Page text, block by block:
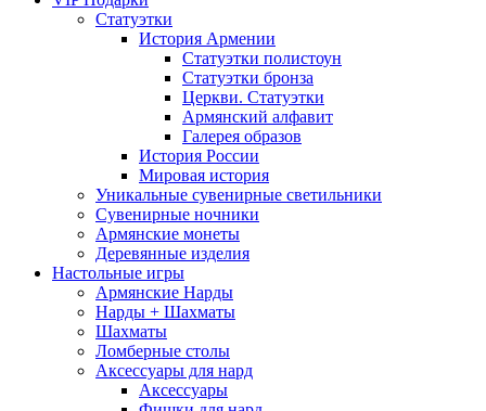
Статуэтки
История Армении
Статуэтки полистоун
Статуэтки бронза
Церкви. Статуэтки
Армянский алфавит
Галерея образов
История России
Мировая история
Уникальные сувенирные светильники
Сувенирные ночники
Армянские монеты
Деревянные изделия
Настольные игры
Армянские Нарды
Нарды + Шахматы
Шахматы
Ломберные столы
Аксессуары для нард
Аксессуары